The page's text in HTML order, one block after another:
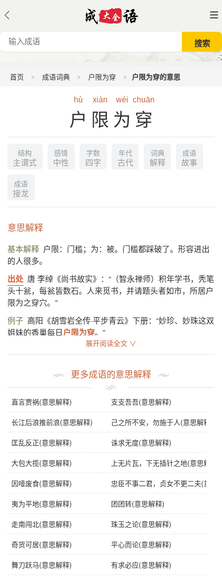
首页 成语词典 户限为穿 户限为穿的意思
hù xiàn wéi chuān
户限为穿
结构
主谓式
感情
中性
字数
四字
年代
古代
词典
解释
成语
故事
成语
接龙
意思解释
基本解释 户限：门槛；为：被。门槛都踩破了。形容进出
的人很多。
出处 唐 李绰《尚书故实》：“（智永禅师）积年学书，秃笔
头十瓮，每瓮皆数石。人来觅书，并请题头者如市，所居户
限为之穿穴。”
例子 高阳《胡雪岩全传·平步青云》下册：“妙珍、妙珠这双
姐妹的香巢每日户限为穿。”
基础信息
hù xiàn wéi chuān
注音 ㄏㄨˋ ㄒ一ㄢˋ ㄨㄟˊ ㄔㄨㄢ
繁体
户限為穿
感情 户限为穿是中性词。
用法 主谓式；作宾语；形容进出的人很多。
近义词 门庭若市
英语 threshold worn low by visitors (an endless flow of
visitors)
字义分解
hù
户
xiàn
限
wéi wèi
为 穿
展开阅读全文 ∨
更多成语的意思解释
直言贾祸(意思解释) 支支吾吾(意思解释)
长江后浪推前浪(意思解释) 己之所不安，勿施于人(意思解释)
匡乱反正(意思解释) 诛求无度(意思解释)
大包大揽(意思解释) 上无片瓦，下无插针之地(意思解释)
因噎废食(意思解释) 忠臣不事二君，贞女不更二夫(意思
夷为平地(意思解释) 团团转(意思解释)
走南闯北(意思解释) 珠玉之论(意思解释)
奇货可居(意思解释) 平心而论(意思解释)
舞刀跃马(意思解释) 有求必应(意思解释)